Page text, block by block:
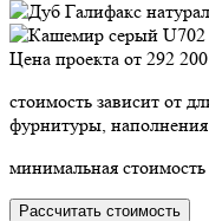
Цена проекта от 292
стоимость зависит от
фурнитуры,
минимальная
Рассчитать стоимость